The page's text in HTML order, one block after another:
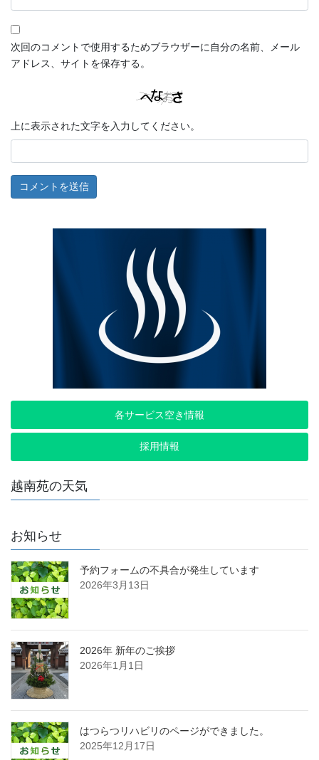
次回のコメントで使用するためブラウザーに自分の名前、メール
アドレス、サイトを保存する。
上に表示された文字を入力してください。
各サービス空き情報
採用情報
越南苑の天気
お知らせ
予約フォームの不具合が発生しています
2026年3月13日
2026年 新年のご挨拶
2026年1月1日
はつらつリハビリのページができました。
2025年12月17日